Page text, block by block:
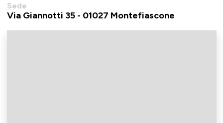
Sede
Via Giannotti 35 - 01027 Montefiascone